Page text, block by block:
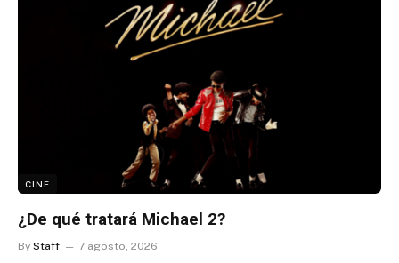
CINE
¿De qué tratará Michael 2?
By Staff 7 agosto, 2026